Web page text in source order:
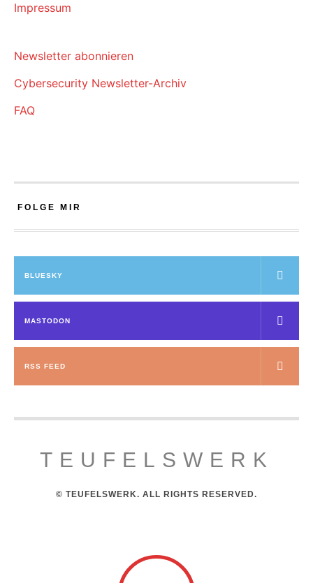
Impressum
Newsletter abonnieren
Cybersecurity Newsletter-Archiv
FAQ
FOLGE MIR
BLUESKY
MASTODON
RSS FEED
TEUFELSWERK
© TEUFELSWERK. ALL RIGHTS RESERVED.